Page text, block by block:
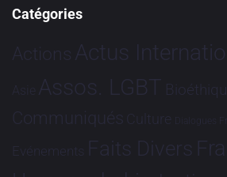
Catégories
Actions Actus
Asie Assos. LGBT
Communiqués Culture Dialogues
Evénements Faits Divers